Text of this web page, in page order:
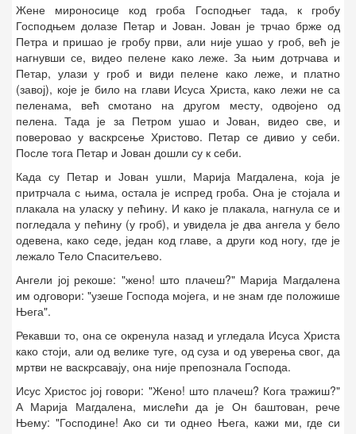
Жене мироносице код гроба Господњег тада, к гробу
Господњем долазе Петар и Јован. Јован је трчао брже од
Петра и пришао је гробу први, али није ушао у гроб, већ је
нагнувши се, видео пелене како леже. За њим дотрчава и
Петар, улази у гроб и види пелене како леже, и платно
(завој), које је било на глави Исуса Христа, како лежи не са
пеленама, већ смотано на другом месту, одвојено од
пелена. Тада је за Петром ушао и Јован, видео све, и
поверовао у васкрсење Христово. Петар се дивио у себи.
После тога Петар и Јован дошли су к себи.
Када су Петар и Јован ушли, Марија Магдалена, која је
притрчала с њима, остала је испред гроба. Она је стојала и
плакала на уласку у пећину. И како је плакала, нагнула се и
погледала у пећину (у гроб), и увидела је два ангела у бело
одевена, како седе, један код главе, а други код ногу, где је
лежало Тело Спаситељево.
Ангели јој рекоше: "жено! што плачеш?" Марија Магдалена
им одговори: "узеше Господа мојега, и не знам где положише
Њега".
Рекавши то, она се окренула назад и угледала Исуса Христа
како стоји, али од велике туге, од суза и од уверења свог, да
мртви не васкрсавају, она није препознала Господа.
Исус Христос јој говори: "Жено! што плачеш? Кога тражиш?"
А Марија Магдалена, мислећи да је Он баштован, рече
Њему: "Господине! Ако си ти однео Њега, кажи ми, где си